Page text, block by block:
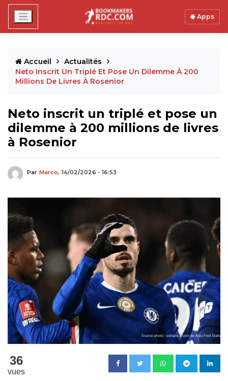
Apps
Accueil
Actualités
Neto Inscrit Un Triplé Et Pose Un Dilemme À 200
Millions De Livres À Rosenior
Neto inscrit un triplé et pose un
dilemme à 200 millions de livres
à Rosenior
Par Marco, 14/02/2026 - 16:53
36
vues